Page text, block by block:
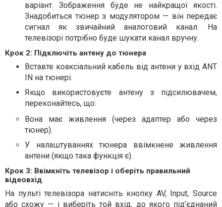
варіант. Зображення буде не найкращої якості.
Знадобиться тюнер з модулятором — він передає
сигнал як звичайний аналоговий канал. На
телевізорі потрібно буде шукати канал вручну.
Крок 2: Підключіть антену до тюнера
Вставте коаксіальний кабель від антени у вхід ANT
IN на тюнері.
Якщо використовуєте антену з підсилювачем,
переконайтесь, що:
Вона має живлення (через адаптер або через
тюнер).
У налаштуваннях тюнера ввімкнене живлення
антени (якщо така функція є).
Крок 3: Ввімкніть телевізор і оберіть правильний
відеовхід
На пульті телевізора натисніть кнопку AV, Input, Source
або схожу — і виберіть той вхід, до якого під’єднаний